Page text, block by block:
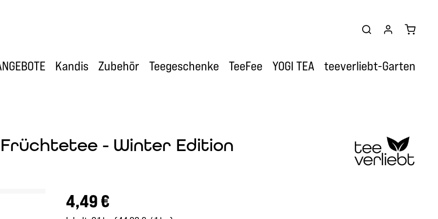
Kandis Zubehör Teegeschenke TeeFee YOGI TEA teeverliebt-Garten
- Winter Edition
Regulärer Preis:
4,49 €